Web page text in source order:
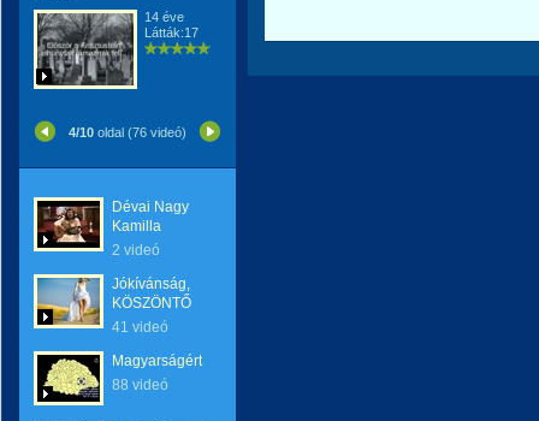
14 éve
Látták:17
4/10 oldal (76 videó)
Dévai Nagy
Kamilla
2 videó
Jókívánság,
KÖSZÖNTŐ
41 videó
Magyarságért
88 videó